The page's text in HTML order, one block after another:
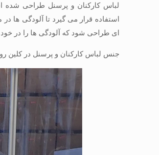
لباس کارکنان و پرسنل طراحی شده
استفاده قرار می گیرد تا آلودگی ها
ای طراحی شود که آلودگی ها را در
جنس لباس کارکنان و پرسنل در کلین روم از ۶۵% پلی استر و ۳۵% کتان ساخته شده است. هم چنین ماسک و کلاه نیز باید یک بار